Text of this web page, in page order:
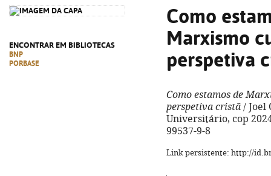
ENCONTRAR EM BIBLIOTECAS
BNP
PORBASE
Como
Marxismo
perspetiva
Como estamos de
perspetiva cristã / Joel
Universitário, cop
99537-9-8
Link persistente: http://